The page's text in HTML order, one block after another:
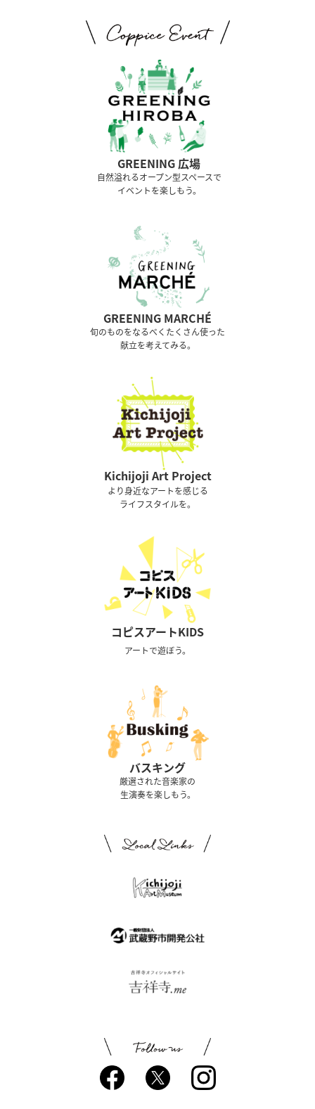
GREENING 広場
⾃然溢れるオープン型スペースで
イベントを楽しもう。
GREENING MARCHÉ
旬のものをなるべくたくさん使った
献立を考えてみる。
Kichijoji Art Project
より身近なアートを感じる
ライフスタイルを。
コピスアートKIDS
アートで遊ぼう。
バスキング
厳選された音楽家の
生演奏を楽しもう。